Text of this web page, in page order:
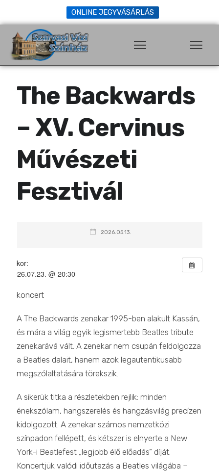
ONLINE JEGYVÁSÁRLÁS
The Backwards
– XV. Cervinus
Művészeti
Fesztivál
2026.05.13.
Mikor:
2026.07.23. @ 20:30
koncert
A The Backwards zenekar 1995-ben alakult Kassán,
és mára a világ egyik legismertebb Beatles tribute
zenekarává vált. A zenekar nem csupán feldolgozza
a Beatles dalait, hanem azok legautentikusabb
megszólaltatására törekszik.
A sikerük titka a részletekben rejlik: minden
énekszólam, hangszerelés és hangzásvilág precízen
kidolgozott. A zenekar számos nemzetközi
színpadon fellépett, és kétszer is elnyerte a New
York-i Beatlefest „legjobb élő előadás” díját.
Koncertjük valódi időutazás a Beatles világába –